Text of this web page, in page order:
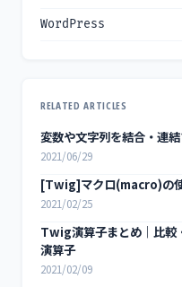
WordPress
RELATED ARTICLES
変数や文字列を結合・連
2021/06/29
[Twig]マクロ(macro)の
2021/02/25
Twig演算子まとめ｜比
演算子
2021/02/09